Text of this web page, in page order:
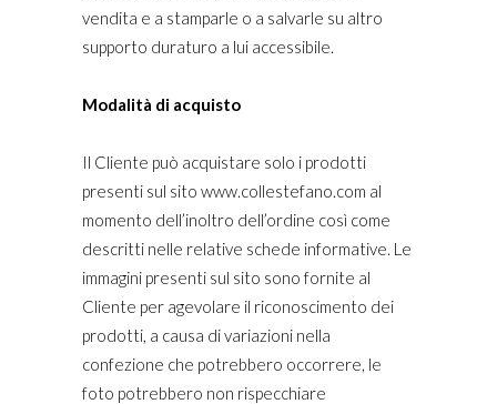
vendita e a stamparle o a salvarle su altro
supporto duraturo a lui accessibile.
Modalità di acquisto
Il Cliente può acquistare solo i prodotti
presenti sul sito www.collestefano.com al
momento dell’inoltro dell’ordine così come
descritti nelle relative schede informative. Le
immagini presenti sul sito sono fornite al
Cliente per agevolare il riconoscimento dei
prodotti, a causa di variazioni nella
confezione che potrebbero occorrere, le
foto potrebbero non rispecchiare